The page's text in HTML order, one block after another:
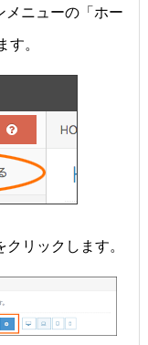
メニューの「ホー
す。
リックします。